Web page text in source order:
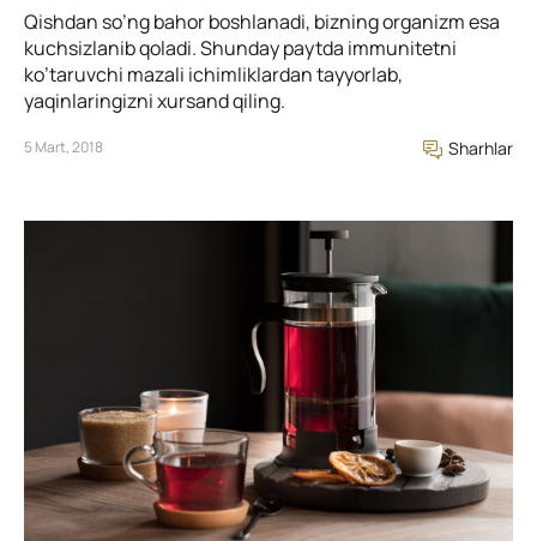
Qishdan so’ng bahor boshlanadi, bizning organizm esa
kuchsizlanib qoladi. Shunday paytda immunitetni
ko’taruvchi mazali ichimliklardan tayyorlab,
yaqinlaringizni xursand qiling.
5 Mart, 2018 Sharhlar